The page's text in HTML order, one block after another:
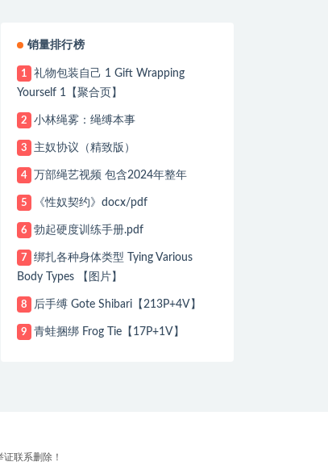
销量排行榜
1
礼物包装自己 1 Gift Wrapping
Yourself 1【聚合页】
2 小林绳雾：绳缚本事
3 主奴协议（精致版）
4 万部绳艺视频 包含2024年整年
5 《性奴契约》docx/pdf
6 勃起硬度训练手册.pdf
7
绑扎各种身体类型 Tying Various
Body Types 【图片】
8 后手缚 Gote Shibari【213P+4V】
9 青蛙捆绑 Frog Tie【17P+1V】
联系删除！